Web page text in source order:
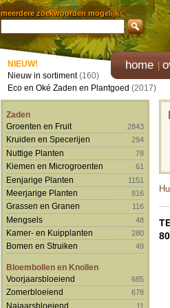
meerdere zoekwoorden mogelijk
home
NIEUW!
Nieuw in sortiment(160)
Eco en Oké Zaden en Plantgoed (2017)
Zaden
Groenten en Fruit
2843
Kruiden en Specerijen 294
Nuttige Planten 78
Kiemen en Microgroenten 61
Eenjarige Planten 1151
Meerjarige Planten 816
Grassen en Granen 116
Mengsels 48
Kamer- en Kuipplanten 280
Bomen en Struiken 49
Bloembollen en Knollen
Voorjaarsbloeiend
685
Zomerbloeiend 678
Najaarsbloeiend 11